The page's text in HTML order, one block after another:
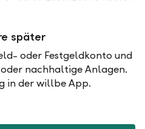
später
oder Festgeldkonto und
nachhaltige Anlagen.
in der willbe App.